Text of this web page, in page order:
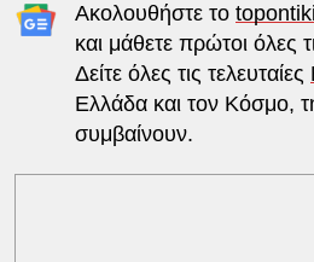
Ακολουθήστε το
και μάθετε πρώτοι όλες
Δείτε όλες τις τελευταίες
Ελλάδα και τον Κόσμο,
συμβαίνουν.